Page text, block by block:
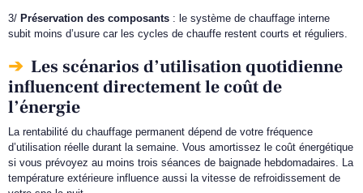
3/ Préservation des composants : le système de chauffage interne
subit moins d’usure car les cycles de chauffe restent courts et réguliers.
Les scénarios d’utilisation quotidienne
influencent directement le coût de
l’énergie
La rentabilité du chauffage permanent dépend de votre fréquence
d’utilisation réelle durant la semaine. Vous amortissez le coût énergétique
si vous prévoyez au moins trois séances de baignade hebdomadaires. La
température extérieure influence aussi la vitesse de refroidissement de